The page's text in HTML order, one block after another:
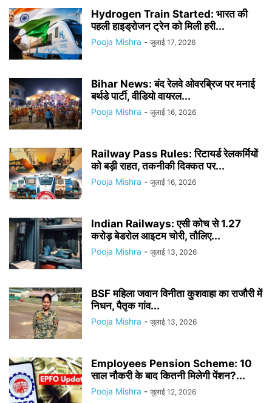
Hydrogen Train Started: भारत की
पहली हाइड्रोजन ट्रेन को मिली हरी...
Pooja Mishra - जुलाई 17, 2026
Bihar News: बंद रेलवे ओवरब्रिज पर मनाई
बर्थडे पार्टी, वीडियो वायरल...
Pooja Mishra - जुलाई 16, 2026
Railway Pass Rules: रिटायर्ड रेलकर्मियों
को बड़ी राहत, तकनीकी दिक्कत पर...
Pooja Mishra - जुलाई 16, 2026
Indian Railways: एसी कोच से 1.27
करोड़ बेडरोल आइटम चोरी, तौलिए...
Pooja Mishra - जुलाई 13, 2026
BSF महिला जवान विनीता कुशवाहा का राजौरी में
निधन, पैतृक गांव...
Pooja Mishra - जुलाई 13, 2026
Employees Pension Scheme: 10
साल नौकरी के बाद कितनी मिलेगी पेंशन?...
Pooja Mishra - जुलाई 12, 2026